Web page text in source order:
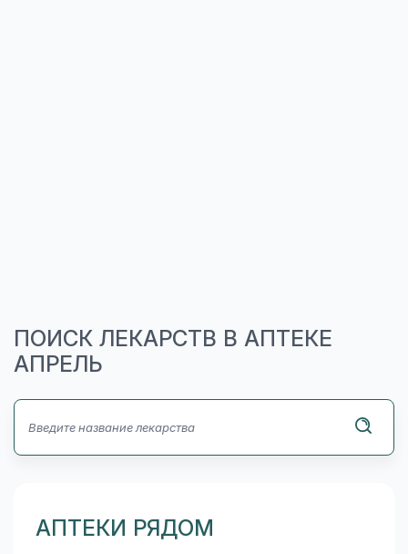
ПОИСК ЛЕКАРСТВ В АПТЕКЕ
АПРЕЛЬ
АПТЕКИ РЯДОМ